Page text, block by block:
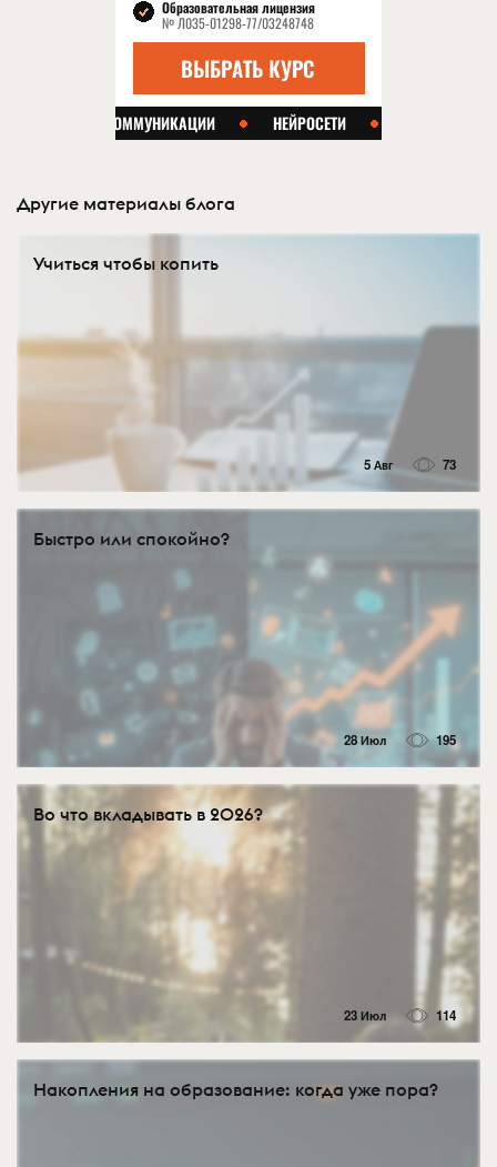
Другие материалы блога
Учиться чтобы копить
5 Авг 73
Быстро или спокойно?
28 Июл 195
Во что вкладывать в 2026?
23 Июл 114
Накопления на образование: когда уже пора?